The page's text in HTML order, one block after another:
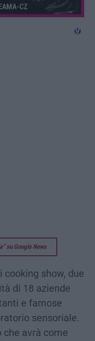
su Google News
cooking show, due
di 18 aziende
e famose
sensoriale.
che avrà come